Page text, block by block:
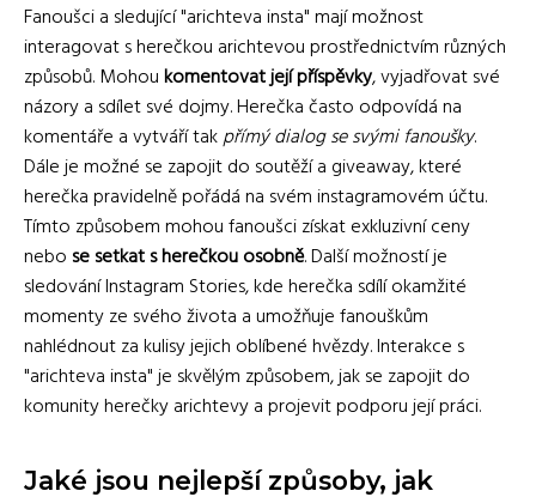
Fanoušci a sledující "arichteva insta" mají možnost
interagovat s herečkou arichtevou prostřednictvím různých
způsobů. Mohoukomentovat její příspěvky, vyjadřovat své
názory a sdílet své dojmy. Herečka často odpovídá na
komentáře a vytváří takpřímý dialog se svými fanoušky.
Dále je možné se zapojit do soutěží a giveaway, které
herečka pravidelně pořádá na svém instagramovém účtu.
Tímto způsobem mohou fanoušci získat exkluzivní ceny
nebo se setkat s herečkou osobně. Další možností je
sledování Instagram Stories, kde herečka sdílí okamžité
momenty ze svého života a umožňuje fanouškům
nahlédnout za kulisy jejich oblíbené hvězdy. Interakce s
"arichteva insta" je skvělým způsobem, jak se zapojit do
komunity herečky arichtevy a projevit podporu její práci.
Jaké jsou nejlepší způsoby, jak